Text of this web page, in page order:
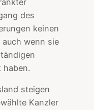
des
keinen
wenn sie
haben.
steigen
Kanzler